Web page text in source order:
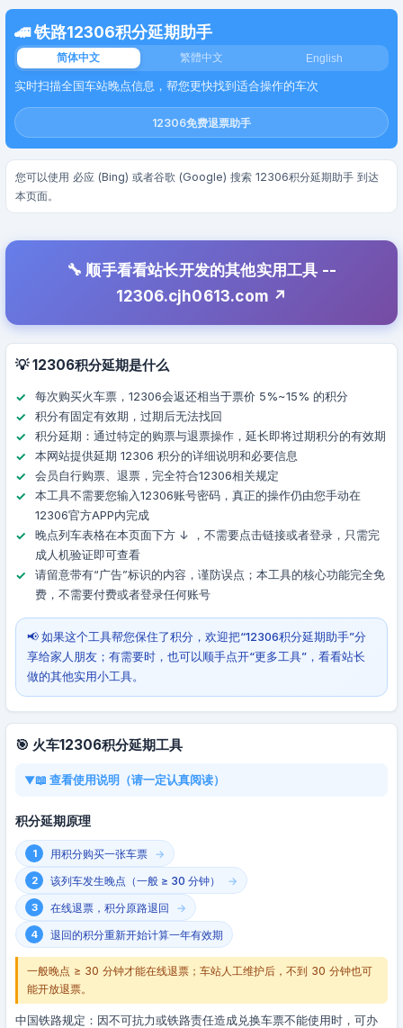
🚄 铁路12306积分延期助手
简体中文 繁體中文 English
实时扫描全国车站晚点信息，帮您更快找到适合操作的车次
12306免费退票助手
您可以使用 必应 (Bing) 或者谷歌 (Google) 搜索 12306积分延期助手 到达
本页面。
🔧 顺手看看站长开发的其他实用工具 --
12306.cjh0613.com
💡 12306积分延期是什么
每次购买火车票，12306会返还相当于票价 5%~15% 的积分
积分有固定有效期，过期后无法找回
积分延期：通过特定的购票与退票操作，延长即将过期积分的有效期
本网站提供延期 12306 积分的详细说明和必要信息
会员自行购票、退票，完全符合12306相关规定
本工具不需要您输入12306账号密码，真正的操作仍由您手动在
12306官方APP内完成
晚点列车表格在本页面下方 ↓ ，不需要点击链接或者登录，只需完
成人机验证即可查看
请留意带有“广告”标识的内容，谨防误点；本工具的核心功能完全免
费，不需要付费或者登录任何账号
📢 如果这个工具帮您保住了积分，欢迎把“12306积分延期助手”分
享给家人朋友；有需要时，也可以顺手点开“更多工具”，看看站长
做的其他实用小工具。
🎯 火车12306积分延期工具
📖 查看使用说明（请一定认真阅读）
积分延期原理
用积分购买一张车票
该列车发生晚点（一般 ≥ 30 分钟）
在线退票，积分原路退回
退回的积分重新开始计算一年有效期
一般晚点 ≥ 30 分钟才能在线退票；车站人工维护后，不到 30 分钟也可
能开放退票。
中国铁路规定：因不可抗力或铁路责任造成兑换车票不能使用时，可办